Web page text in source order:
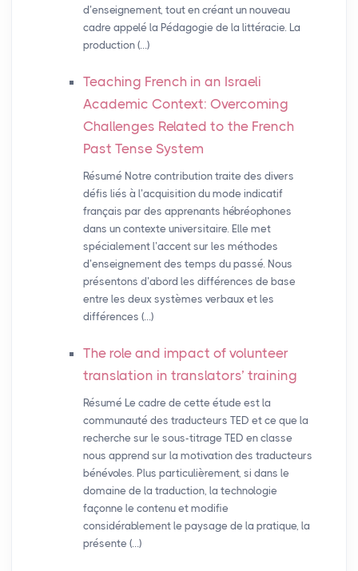
d’enseignement, tout en créant un nouveau
cadre appelé la Pédagogie de la littéracie. La
production (…)
Teaching French in an Israeli
Academic Context: Overcoming
Challenges Related to the French
Past Tense System
Résumé Notre contribution traite des divers
défis liés à l’acquisition du mode indicatif
français par des apprenants hébréophones
dans un contexte universitaire. Elle met
spécialement l’accent sur les méthodes
d’enseignement des temps du passé. Nous
présentons d’abord les différences de base
entre les deux systèmes verbaux et les
différences (…)
The role and impact of volunteer
translation in translators’ training
Résumé Le cadre de cette étude est la
communauté des traducteurs TED et ce que la
recherche sur le sous-titrage TED en classe
nous apprend sur la motivation des traducteurs
bénévoles. Plus particulièrement, si dans le
domaine de la traduction, la technologie
façonne le contenu et modifie
considérablement le paysage de la pratique, la
présente (…)